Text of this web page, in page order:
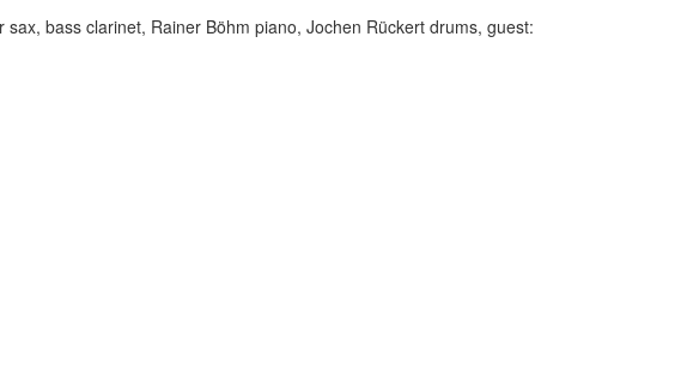
bass clarinet, Rainer Böhm piano, Jochen Rückert drums, guest: